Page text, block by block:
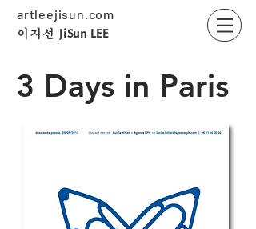
artleejisun.com
​이지선 JiSun LEE
3 Days in Paris